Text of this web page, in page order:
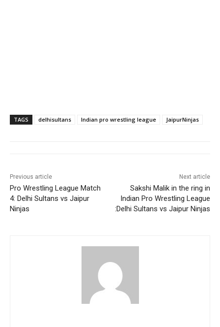
TAGS delhisultans Indian pro wrestling league JaipurNinjas
Previous article
Pro Wrestling League Match
4: Delhi Sultans vs Jaipur
Ninjas
Next article
Sakshi Malik in the ring in
Indian Pro Wrestling League
:Delhi Sultans vs Jaipur Ninjas